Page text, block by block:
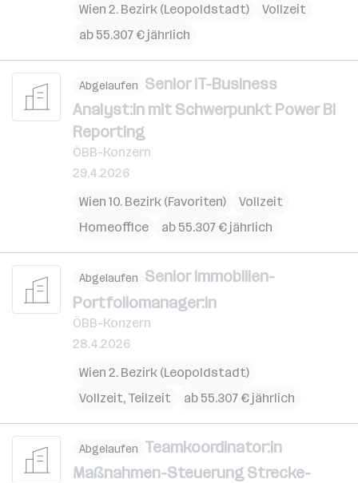
Wien 2. Bezirk (Leopoldstadt)
Vollzeit
ab 55.307 € jährlich
Abgelaufen Senior IT-Business
Analyst:in mit Schwerpunkt Power BI
Reporting
ÖBB-Konzern
29.4.2026
Wien 10. Bezirk (Favoriten)
Vollzeit
Homeoffice
ab 55.307 € jährlich
Abgelaufen Senior Immobilien-
Portfoliomanager:in
ÖBB-Konzern
28.4.2026
Wien 2. Bezirk (Leopoldstadt)
Vollzeit, Teilzeit
ab 55.307 € jährlich
Abgelaufen Teamkoordinator:in
Maßnahmen-Steuerung Strecke-